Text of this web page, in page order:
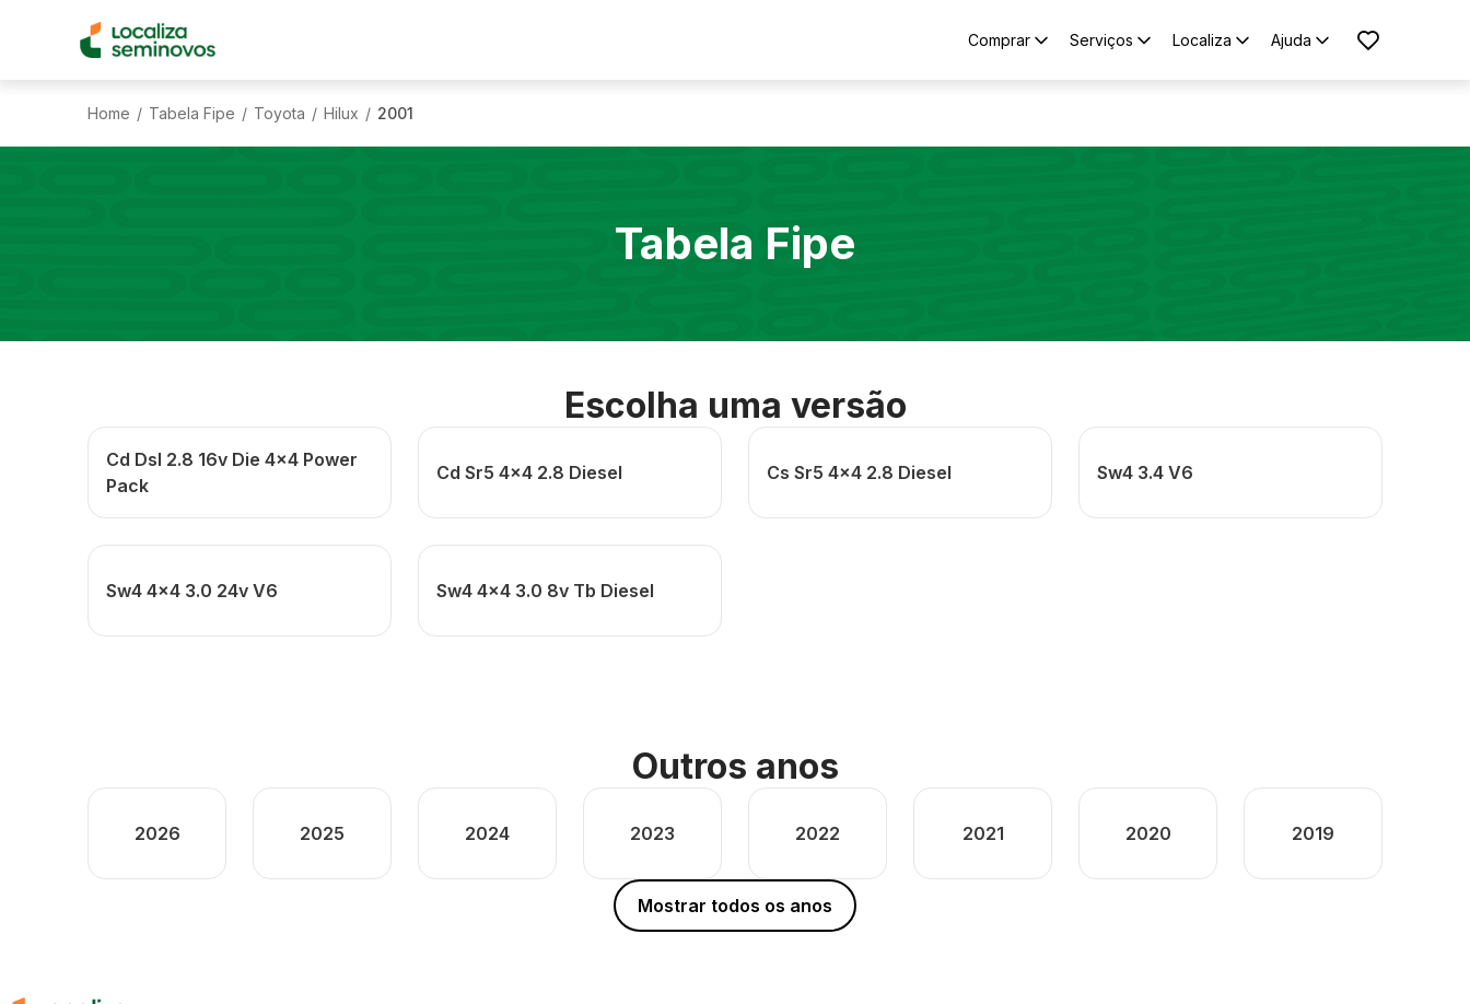
Comprar Serviços Localiza Ajuda
Home / Tabela Fipe / Toyota / Hilux / 2001
Tabela Fipe
Escolha uma versão
Cd Dsl 2.8 16v Die 4x4 Power
Pack
Cd Sr5 4x4 2.8 Diesel Cs Sr5 4x4 2.8 Diesel Sw4 3.4 V6
Sw4 4x4 3.0 24v V6 Sw4 4x4 3.0 8v Tb Diesel
Outros anos
2026 2025 2024 2023 2022 2021 2020 2019
Mostrar todos os anos